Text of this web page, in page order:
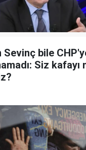
Sevinç bile
Siz kafayı